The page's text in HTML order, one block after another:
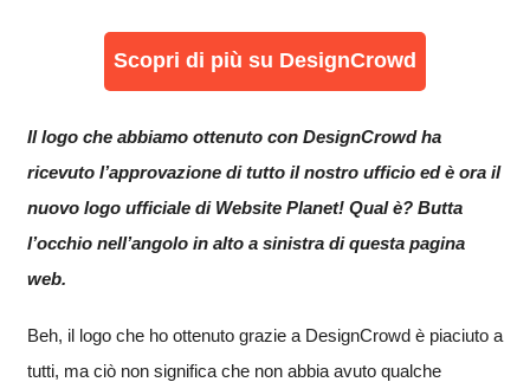
Scopri di più su DesignCrowd
Il logo che abbiamo ottenuto con DesignCrowd ha
ricevuto l’approvazione di tutto il nostro ufficio ed è ora il
nuovo logo ufficiale di Website Planet! Qual è? Butta
l’occhio nell’angolo in alto a sinistra di questa pagina
web.
Beh, il logo che ho ottenuto grazie a DesignCrowd è piaciuto a
tutti, ma ciò non significa che non abbia avuto qualche